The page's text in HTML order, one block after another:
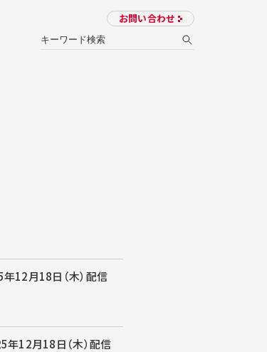
お問い合わせ
年12月18日（木）配信
年12月18日（木）配信